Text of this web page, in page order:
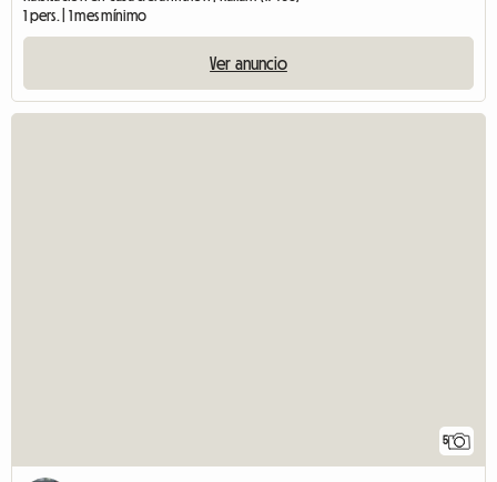
1 pers. | 1 mes mínimo
Ver anuncio
5